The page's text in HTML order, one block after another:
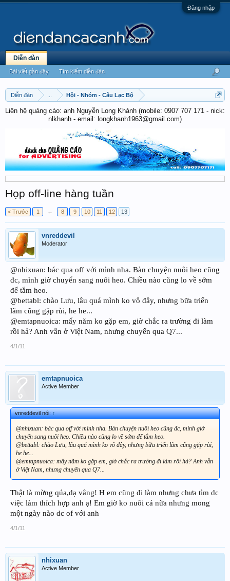
Đăng nhập
Diễn đàn Hội - Nhóm - Câu Lạc Bộ
Liên hệ quảng cáo: anh Nguyễn Long Khánh (mobile: 0907 707 171 - nick:
nlkhanh - email: longkhanh1963@gmail.com)
Họp off-line hàng tuần
< Trước 1 ← 8 9 10 11 12 13
vnreddevil
Moderator
@nhixuan: bác qua off với mình nha. Bàn chuyện nuôi heo cũng
đc, mình giờ chuyển sang nuôi heo. Chiều nào cũng lo về sớm
để tắm heo.
@bettabl: chào Lưu, lâu quá mình ko vô đây, nhưng bữa triển
lãm cũng gặp rùi, he he...
@emtapnuoica: mấy năm ko gặp em, giờ chắc ra trường đi làm
rồi hả? Anh vẫn ở Việt Nam, nhưng chuyển qua Q7...
4/1/11
emtapnuoica
Active Member
vnreddevil nói:↑
@nhixuan: bác qua off với mình nha. Bàn chuyện nuôi heo cũng đc, mình giờ
chuyển sang nuôi heo. Chiều nào cũng lo về sớm để tắm heo.
@bettabl: chào Lưu, lâu quá mình ko vô đây, nhưng bữa triển lãm cũng gặp rùi,
he he...
@emtapnuoica: mấy năm ko gặp em, giờ chắc ra trường đi làm rồi hả? Anh vẫn
ở Việt Nam, nhưng chuyển qua Q7...
Thật là mừng qúa,dạ vâng! H em cũng đi làm nhưng chưa tìm dc
việc làm thích hợp anh ạ! Em giờ ko nuôi cá nữa nhưng mong
một ngày nào dc of với anh
4/1/11
nhixuan
Active Member
Diễn đàn
Bài viết gần đây Tìm kiếm diễn đàn